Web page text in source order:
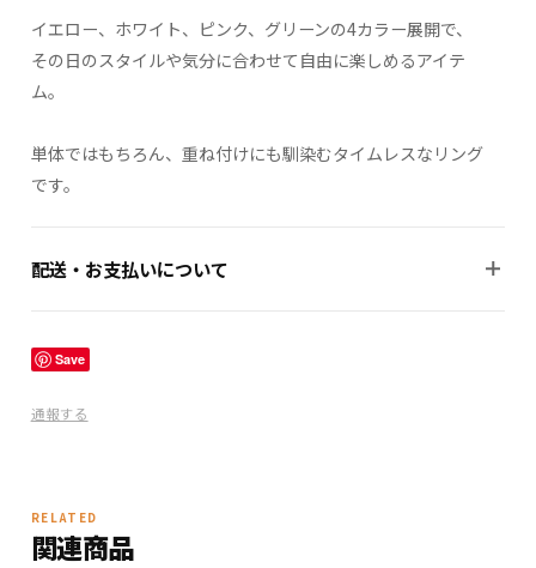
イエロー、ホワイト、ピンク、グリーンの4カラー展開で、
その日のスタイルや気分に合わせて自由に楽しめるアイテ
ム。
単体ではもちろん、重ね付けにも馴染むタイムレスなリング
です。
配送・お支払いについて
い方法・返品条件の詳細は
Save
通報する
RELATED
関連商品